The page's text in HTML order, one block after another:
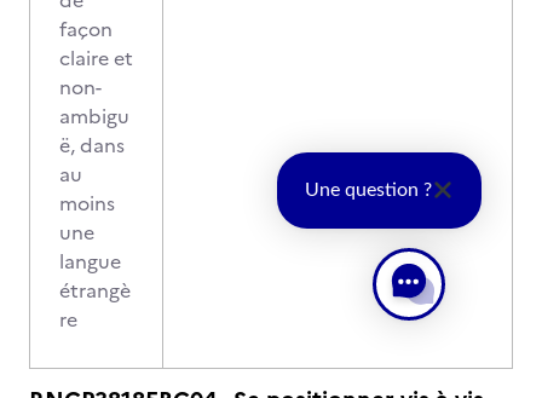
façon
claire et
non-
ambigu
ë, dans
au
moins
une
langue
étrangè
re
Une question ?